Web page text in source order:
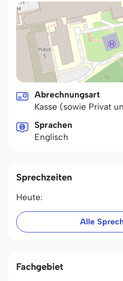
Abrechnungsart
Kasse (sowie Privat
Sprachen
Englisch
Sprechzeiten
Heute:
Alle
Fachgebiet